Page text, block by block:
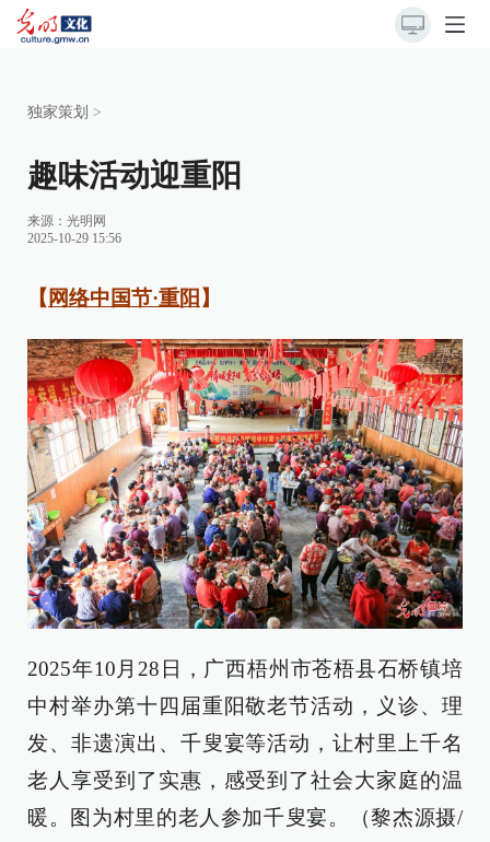
独家策划 >
趣味活动迎重阳
来源： 光明网
2025-10-29 15:56
【 网络中国节·重阳 】
2025年10月28日，广西梧州市苍梧县石桥镇培
中村举办第十四届重阳敬老节活动，义诊、理
发、非遗演出、千叟宴等活动，让村里上千名
老人享受到了实惠，感受到了社会大家庭的温
暖。图为村里的老人参加千叟宴。（黎杰源摄/